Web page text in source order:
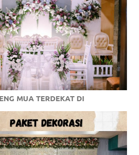
MUA TERDEKAT DI